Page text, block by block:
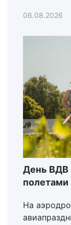
06.08.2026
День ВДВ
На